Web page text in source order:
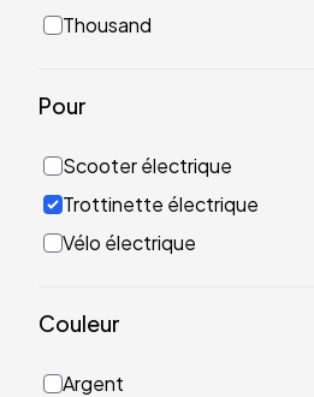
Thousand
Pour
Scooter électrique
Trottinette électrique
Vélo électrique
Couleur
Argent